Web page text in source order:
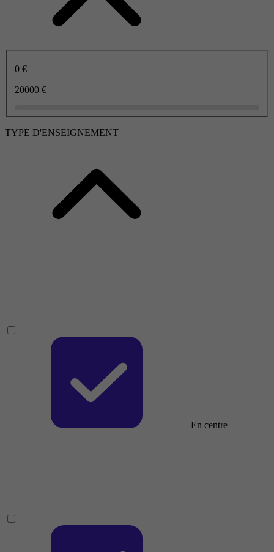
0 €
20000 €
TYPE D'ENSEIGNEMENT
En centre